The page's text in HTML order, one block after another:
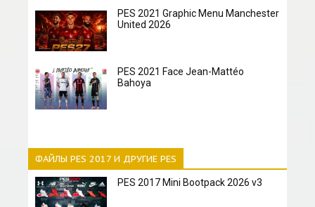
PES 2021 Graphic Menu Manchester
United 2026
PES 2021 Face Jean-Mattéo
Bahoya
ФАЙЛЫ PES 2017 И ДРУГИЕ PES
PES 2017 Mini Bootpack 2026 v3